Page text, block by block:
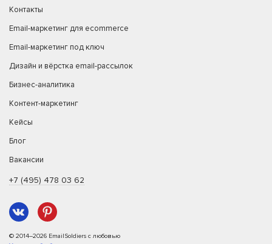
Контакты
Email-маркетинг для ecommerce
Email-маркетинг под ключ
Дизайн и вёрстка email-рассылок
Бизнес-аналитика
Контент-маркетинг
Кейсы
Блог
Вакансии
+7 (495) 478 03 62
© 2014–2026 EmailSoldiers с любовью